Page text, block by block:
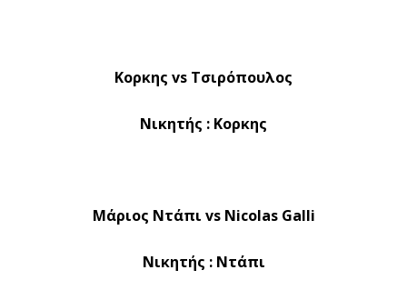
Κορκης vs Τσιρόπουλος
Νικητής : Κορκης
Μάριος Ντάπι vs Nicolas Galli
Νικητής : Ντάπι